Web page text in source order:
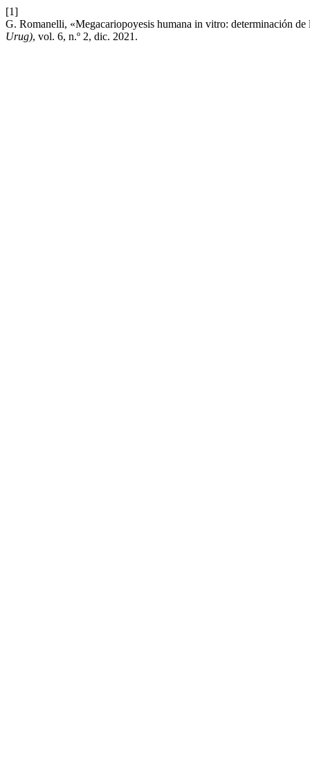
[1]
G. Romanelli, «Megacariopoyesis humana in vitro: determinación
Urug), vol. 6, n.º 2, dic. 2021.